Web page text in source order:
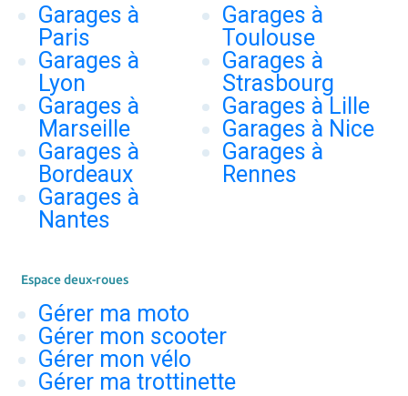
Garages à
Paris
Garages à
Lyon
Garages à
Marseille
Garages à
Bordeaux
Garages à
Nantes
Garages à
Toulouse
Garages à
Strasbourg
Garages à Lille
Garages à Nice
Garages à
Rennes
Espace deux-roues
Gérer ma moto
Gérer mon scooter
Gérer mon vélo
Gérer ma trottinette